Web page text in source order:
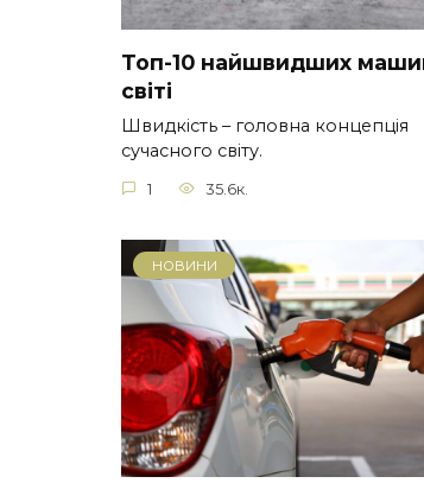
Топ-10 найшвидших
світі
Швидкість – головна концепція
сучасного світу.
1 35.6к.
НОВИНИ